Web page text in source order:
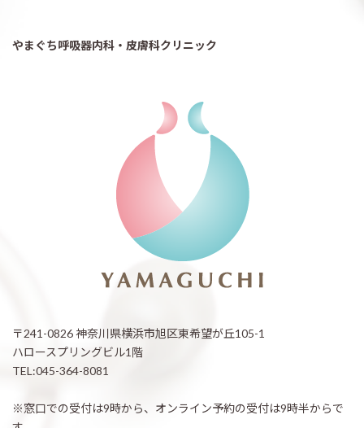
やまぐち呼吸器内科・皮膚科クリニック
〒241-0826 神奈川県横浜市旭区東希望が丘105-1
ハロースプリングビル1階
TEL:045-364-8081
※窓口での受付は9時から、オンライン予約の受付は9時半からで